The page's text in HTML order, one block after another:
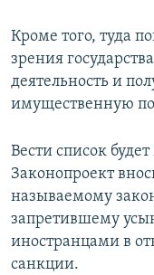
Кроме того, туда
зрения
деятельность и
имущественную
Вести список
Законопроект
называемому
запретившему
иностранцами в
санкции.